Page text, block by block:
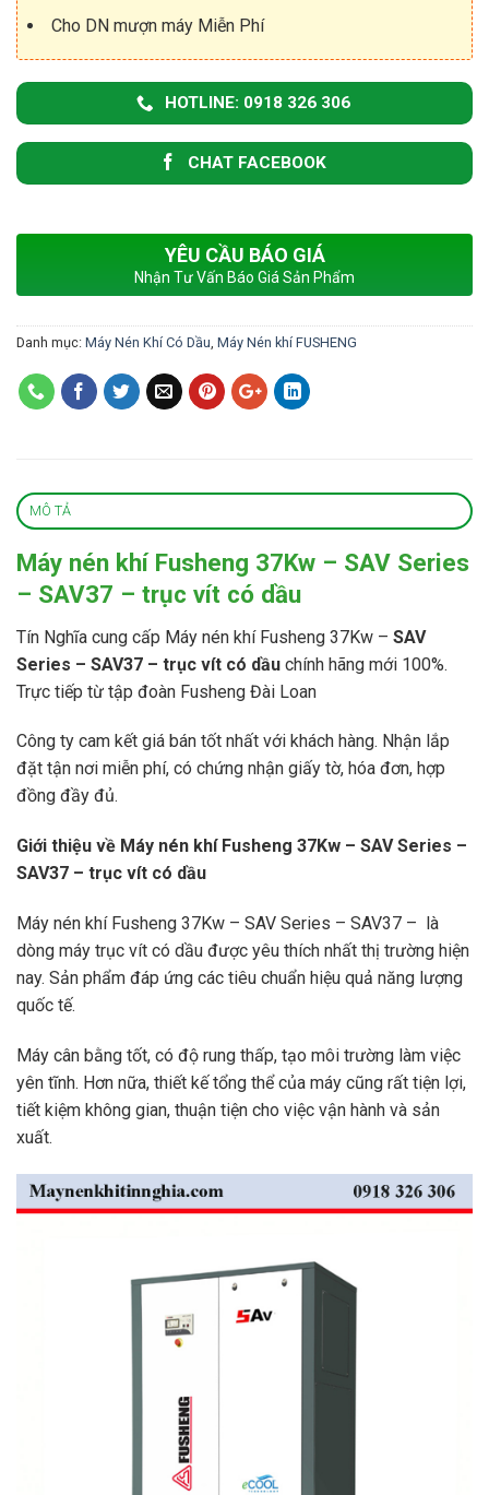
Cho DN mượn máy Miễn Phí
HOTLINE: 0918 326 306
CHAT FACEBOOK
YÊU CẦU BÁO GIÁ
Nhận Tư Vấn Báo Giá Sản Phẩm
Danh mục: Máy Nén Khí Có Dầu, Máy Nén khí FUSHENG
MÔ TẢ
Máy nén khí Fusheng 37Kw – SAV Series
– SAV37 – trục vít có dầu
Tín Nghĩa cung cấp Máy nén khí Fusheng 37Kw – SAV
Series – SAV37 – trục vít có dầu chính hãng mới 100%.
Trực tiếp từ tập đoàn Fusheng Đài Loan
Công ty cam kết giá bán tốt nhất với khách hàng. Nhận lắp
đặt tận nơi miễn phí, có chứng nhận giấy tờ, hóa đơn, hợp
đồng đầy đủ.
Giới thiệu về Máy nén khí Fusheng 37Kw – SAV Series –
SAV37 – trục vít có dầu
Máy nén khí Fusheng 37Kw – SAV Series – SAV37 – là
dòng máy trục vít có dầu được yêu thích nhất thị trường hiện
nay. Sản phẩm đáp ứng các tiêu chuẩn hiệu quả năng lượng
quốc tế.
Máy cân bằng tốt, có độ rung thấp, tạo môi trường làm việc
yên tĩnh. Hơn nữa, thiết kế tổng thể của máy cũng rất tiện lợi,
tiết kiệm không gian, thuận tiện cho việc vận hành và sản
xuất.